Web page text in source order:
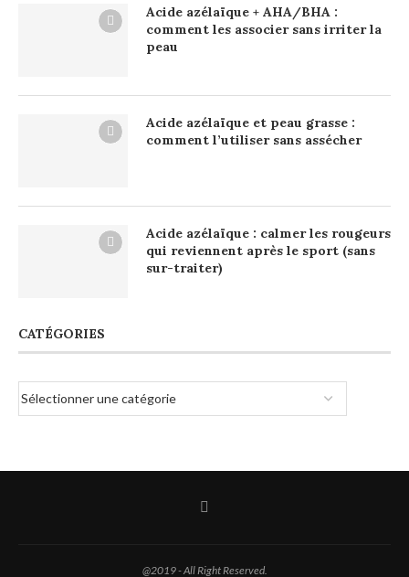
Acide azélaïque + AHA/BHA :
comment les associer sans irriter la
peau
Acide azélaïque et peau grasse :
comment l’utiliser sans assécher
Acide azélaïque : calmer les rougeurs
qui reviennent après le sport (sans
sur-traiter)
CATÉGORIES
@2019 - All Right Reserved.